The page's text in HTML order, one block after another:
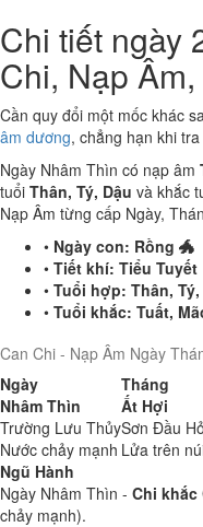
Chi tiết ngày
Chi, Nạp
Cần quy đổi một mốc khác
âm dương, chẳng hạn khi
Ngày Nhâm Thìn có nạp âm
tuổi Thân, Tý, Dậu và khắc
Nạp Âm từng cấp Ngày,
• Ngày con: Rồng 🐲
• Tiết khí: Tiểu Tuyết
• Tuổi hợp: Thân, Tý,
• Tuổi khắc: Tuất,
Can Chi - Nạp Âm Ngày
Ngày
Tháng
Nhâm Thìn
Ất Hợi
Trường Lưu ThủySơn Đầu
Nước chảy mạnh Lửa trên
Ngũ Hành
Ngày Nhâm Thìn - Chi khắc
chảy mạnh).